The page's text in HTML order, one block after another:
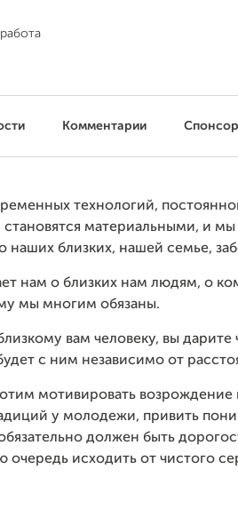
Комментарии
технологий,
материальными, и мы
наших близких, нашей семье,
нам о близких нам людям, о
мы многим обязаны.
вам человеку, вы дарите
с ним независимо от
мотивировать возрождение
у молодежи, привить
должен быть
очередь исходить от чистого